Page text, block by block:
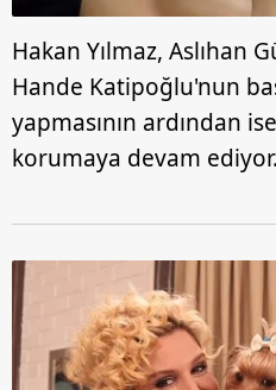
Hakan Yılmaz, Aslıhan
Hande Katipoğlu'nun
yapmasının ardından
korumaya devam ediyor.